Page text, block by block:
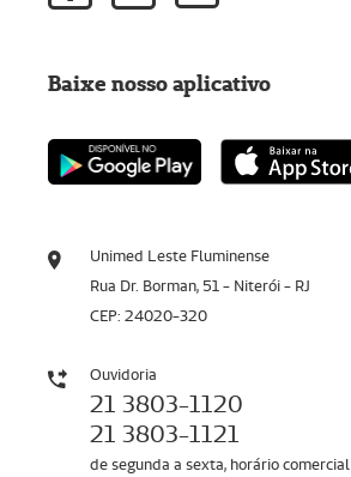
Unimed Leste Fluminense
Rua Dr. Borman, 51 - Niterói - RJ
CEP: 24020-320
Ouvidoria
21 3803-1120
21 3803-1121
de segunda a sexta, horário comercial
Baixe nosso aplicativo